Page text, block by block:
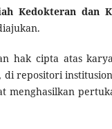
Kedokteran dan
hak cipta atas
repositori
menghasilkan